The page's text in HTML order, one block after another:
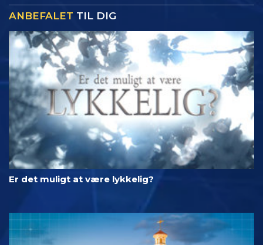
ANBEFALET TIL DIG
Er det muligt at være lykkelig?